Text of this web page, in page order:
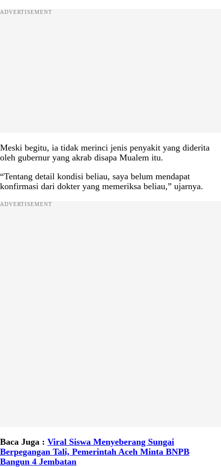
ADVERTISEMENT
Meski begitu, ia tidak merinci jenis penyakit yang diderita
oleh gubernur yang akrab disapa Mualem itu.
“Tentang detail kondisi beliau, saya belum mendapat
konfirmasi dari dokter yang memeriksa beliau,” ujarnya.
ADVERTISEMENT
Baca Juga : Viral Siswa Menyeberang Sungai
Berpegangan Tali, Pemerintah Aceh Minta BNPB
Bangun 4 Jembatan